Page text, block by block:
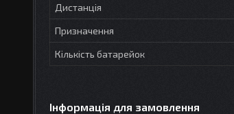
Дистанція
Призначення
Кількість батарейок
Інформація для замовлення